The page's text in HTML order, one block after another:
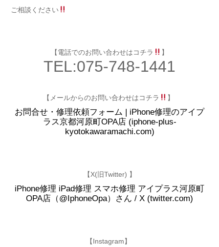
ご相談ください
【電話でのお問い合わせはコチラ 】
TEL:075-748-1441
【メールからのお問い合わせはコチラ 】
お問合せ・修理依頼フォーム | iPhone修理のアイプ
ラス京都河原町OPA店 (iphone-plus-
kyotokawaramachi.com)
【X(旧Twitter) 】
iPhone修理 iPad修理 スマホ修理 アイプラス河原町
OPA店（@IphoneOpa）さん / X (twitter.com)
【Instagram】